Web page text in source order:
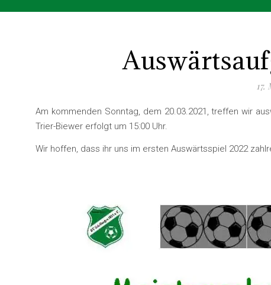
17.
Am kommenden Sonntag, dem 20.03.2021, treffen wir
Trier-Biewer erfolgt um 15:00 Uhr.
Wir hoffen, dass ihr uns im ersten Auswärtsspiel 2022